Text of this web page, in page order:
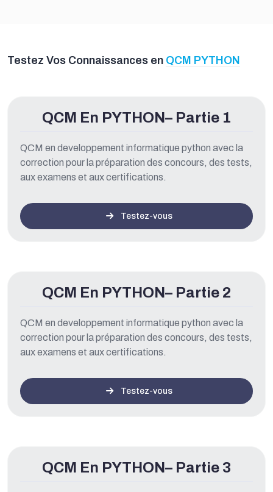
Testez Vos Connaissances en QCM PYTHON
QCM En PYTHON– Partie 1
QCM en developpement informatique python avec la
correction pour la préparation des concours, des tests,
aux examens et aux certifications.
Testez-vous
QCM En PYTHON– Partie 2
QCM en developpement informatique python avec la
correction pour la préparation des concours, des tests,
aux examens et aux certifications.
Testez-vous
QCM En PYTHON– Partie 3